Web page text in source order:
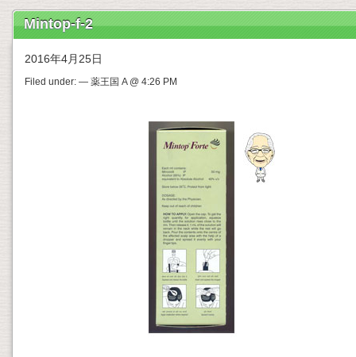
Mintop-f-2
2016年4月25日
Filed under: — 薬王国 A @ 4:26 PM